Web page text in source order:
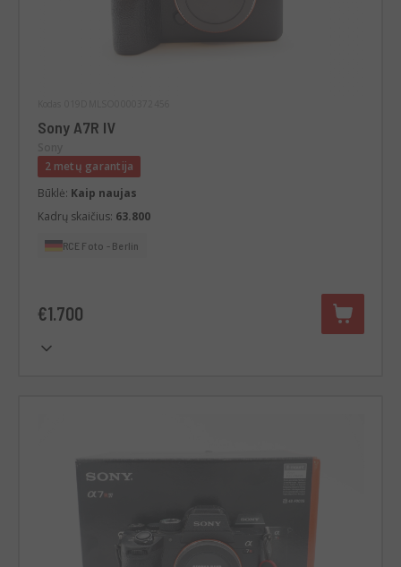
Sony A7R IV
2 metų garantija
Būklė: Kaip naujas
Kadrų skaičius: 63.800
RCE Foto - Berlin
€1.700